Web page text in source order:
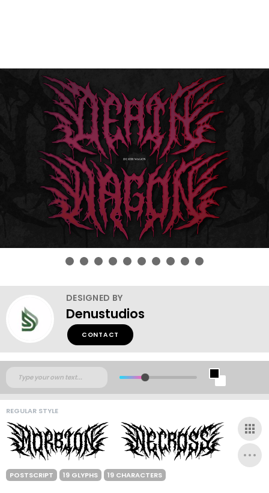
DESIGNED BY
Denustudios
CONTACT
REGULAR STYLE
POSTSCRIPT 19 GLYPHS 19 CHARACTERS